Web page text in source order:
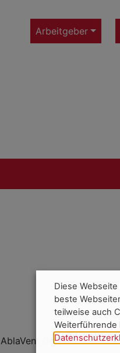
Arbeitgeber
AblaVent GmbH
Diese
beste
teilweise auch
Weiterführende